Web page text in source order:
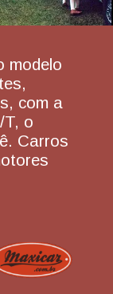
modelo
com a
T, o
Carros